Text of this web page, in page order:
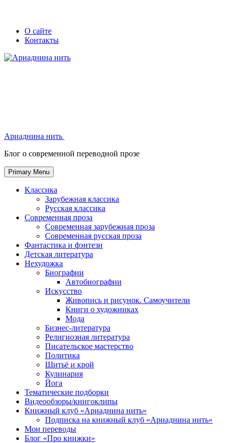
Skip
Secondary
left
navigation
Secondary
right
navigation
О сайте
Контакты
Ариаднина нить
Блог о современной переводной прозе
Primary Menu
Классика
Зарубежная классика
Русская классика
Современная проза
Современная зарубежная проза
Современная русская проза
Фантастика и фэнтези
Детская литература
Нехудожка
Биографии
Автобиографии
Искусство
Живопись и рисунок. Самоучители
Книги о художниках
Мода
Бизнес-литература
Религиозная литература
Писательское мастерство
Политика
Шитьё и крой
Кулинария
Йога
Тематические подборки
Видеообзоры/книгоклипы
Книжный клуб «Ариаднина нить»
Подписка на книжный клуб «Ариаднина нить»
Мои переводы
Блог «Про книжки»